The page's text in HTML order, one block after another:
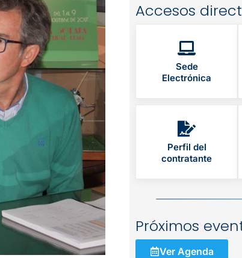
Accesos
Sede
Electrónica
Perfil del
contratante
Próximos
Ver Agenda